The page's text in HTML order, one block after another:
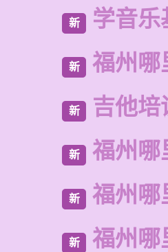
新 学音乐
新 福州哪
新 吉他培
新 福州哪
新 福州哪
新 福州哪